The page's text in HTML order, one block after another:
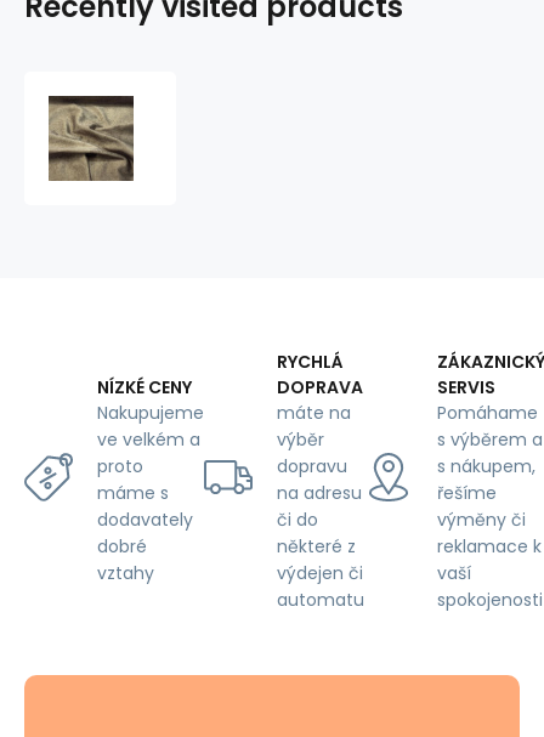
Pet
Proof
NÍZKÉ CENY
Nakupujeme
ve velkém a
proto
máme s
dodavately
dobré
vztahy
RYCHLÁ
DOPRAVA
máte na
výběr
dopravu
na adresu
či do
některé z
výdejen či
automatu
ZÁKAZNICKÝ
SERVIS
Pomáhame
s výběrem a
s nákupem,
řešíme
výměny či
reklamace k
vaší
spokojenosti